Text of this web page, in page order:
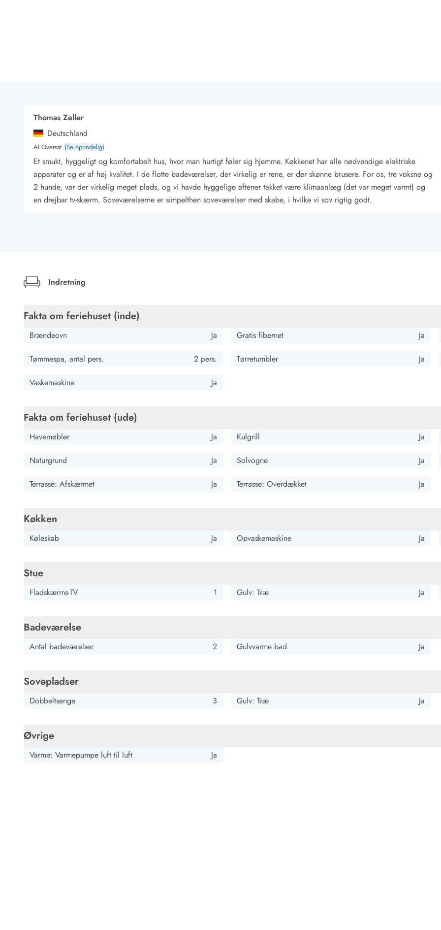
Minigolf i Vestjylland
Svømmehaller og badelande
Golfferie i sommerhus
Fitness og træning
Rideskoler/Ponyridning
Vandring langs Vestkysten
Kunsthåndværk og gallerier
Kulinariske oplevelser
Hold jul i sommerhuset
Kontakt, åbningstider og døgnvagt
Gæsterne siger
Nyhedsbrev
Sponsorater - Esmark støtter
Lejebetingelser
Persondata- og cookiepolitik
Job hos Esmark
Thomas Zeller
Deutschland
AI Oversat (Se oprindelig)
Et smukt, hyggeligt og komfortabelt hus, hvor man hurtigt føler sig hjemme. Køkkenet har alle nødvendige elektriske
apparater og er af høj kvalitet. I de flotte badeværelser, der virkelig er rene, er der skønne brusere. For os, tre voksne og
2 hunde, var der virkelig meget plads, og vi havde hyggelige aftener takket være klimaanlæg (det var meget varmt) og
en drejbar tv-skærm. Soveværelserne er simpelthen soveværelser med skabe, i hvilke vi sov rigtig godt.
Indretning
Fakta om feriehuset (inde)
Brændeovn Ja Gratis fibernet Ja
Tømmespa, antal pers. 2 pers. Tørretumbler Ja
Vaskemaskine Ja
Fakta om feriehuset (ude)
Havemøbler Ja Kulgrill Ja
Naturgrund Ja Solvogne Ja
Terrasse: Afskærmet Ja Terrasse: Overdækket Ja
Køkken
Køleskab Ja Opvaskemaskine Ja
Stue
Fladskærms-TV 1 Gulv: Træ Ja
Badeværelse
Antal badeværelser 2 Gulvvarme bad Ja
Sovepladser
Dobbeltsenge 3 Gulv: Træ Ja
Øvrige
Varme: Varmepumpe luft til luft Ja